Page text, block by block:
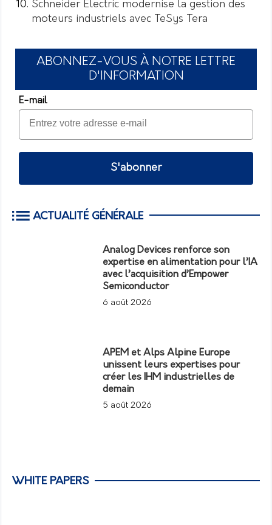
Schneider Electric modernise la gestion des
moteurs industriels avec TeSys Tera
ABONNEZ-VOUS À NOTRE LETTRE
D'INFORMATION
E-mail
S'abonner
ACTUALITÉ GÉNÉRALE
Analog Devices renforce son
expertise en alimentation pour l’IA
avec l’acquisition d’Empower
Semiconductor
6 août 2026
APEM et Alps Alpine Europe
unissent leurs expertises pour
créer les IHM industrielles de
demain
5 août 2026
WHITE PAPERS